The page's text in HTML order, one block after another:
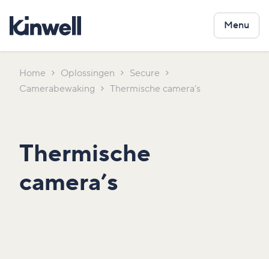
Menu
Home Oplossingen
Secure
Camerabewaking
Thermische camera’s
Thermische
camera’s